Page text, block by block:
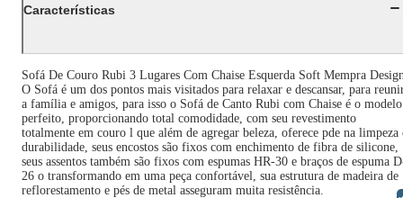
Características
Sofá De Couro Rubi 3 Lugares Com Chaise Esquerda Soft Mempra
O Sofá é um dos pontos mais visitados para relaxar e descansar, para
a família e amigos, para isso o Sofá de Canto Rubi com Chaise é o modelo
perfeito, proporcionando total comodidade, com seu revestimento
totalmente em couro l que além de agregar beleza, oferece pde na limpeza
durabilidade, seus encostos são fixos com enchimento de fibra de silicone,
seus assentos também são fixos com espumas HR-30 e braços de espuma
26 o transformando em uma peça confortável, sua estrutura de madeira de
reflorestamento e pés de metal asseguram muita resistência.